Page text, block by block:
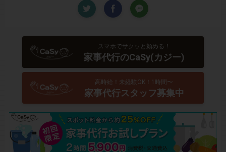
スマホでサクッと頼める！
家事代行のCaSy(カジー)
高時給！未経験OK！1時間〜
家事代行スタッフ募集中